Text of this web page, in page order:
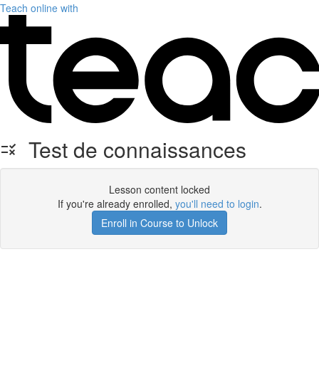
Teach online with
Test de connaissances
Lesson content locked
If you're already enrolled, you'll need to login.
Enroll in Course to Unlock